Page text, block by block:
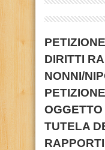
DIRITTI
NONNI/
OGGETTO
TUTELA